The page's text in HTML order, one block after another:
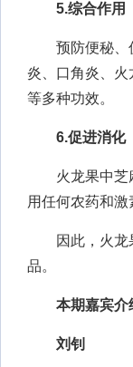
5.综合作用
预防便秘、促
炎、口角炎、
等多种功效。
6.促进消化
火龙果中芝麻
用任何农药和
因此，火龙果
品。
本期嘉宾介
刘钊